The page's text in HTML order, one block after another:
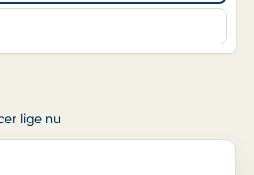
lige nu
lager, værksted, butik, klinik,